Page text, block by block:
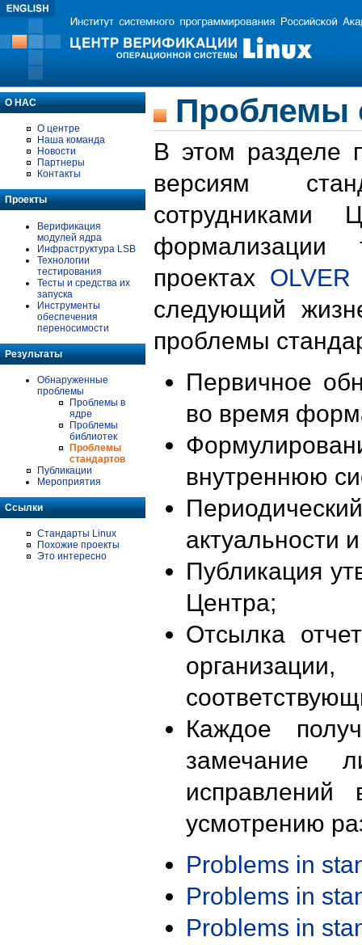
О НАС
О центре
Наша команда
Новости
Партнеры
Контакты
Проекты
Верификация
модулей ядра
Инфраструктура LSB
Технологии
тестирования
Тесты и средства их
запуска
Инструменты
обеспечения
переносимости
Результаты
Обнаруженные
проблемы
Проблемы в
ядре
Проблемы
библиотек
Проблемы
стандартов
Публикации
Мероприятия
Ссылки
Стандарты Linux
Похожие проекты
Это интересно
Проблемы
В этом разделе
версиям
формализации
проектах OLVER
следующий
проблемы
Первичное
во время
внутреннюю
актуальности
Публикация
Центра;
Отсылка
Каждое
замечание
исправлений
усмотрению
Problems in
Problems in
Problems in